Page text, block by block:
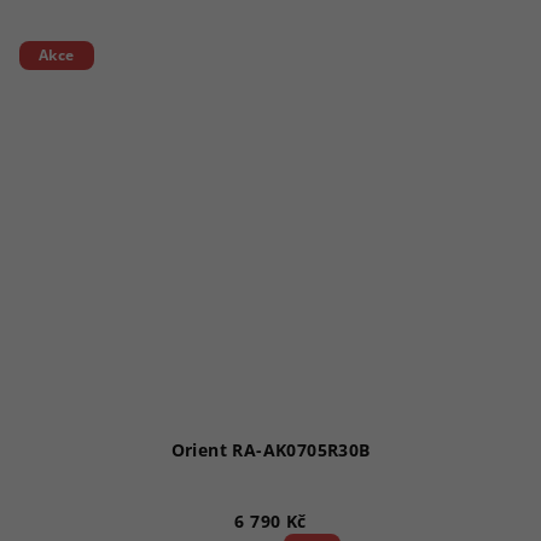
Akce
Orient RA-AK0705R30B
6 790 Kč